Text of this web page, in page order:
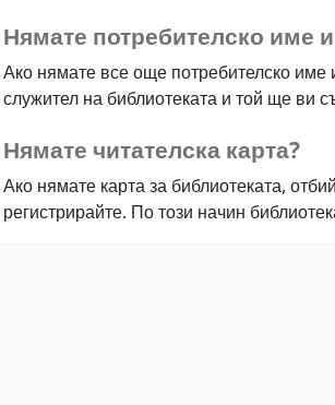
Нямате потребителско име
Ако нямате все още потребителско
служител на библиотеката и той ще ви
Нямате читателска карта?
Ако нямате карта за библиотеката,
регистрирайте. По този начин